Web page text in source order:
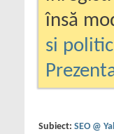
însă
si
Subiect: SEO @